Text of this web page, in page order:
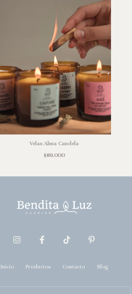
Velas Alma Candela
$89.000
Inicio Productos Contacto Blog